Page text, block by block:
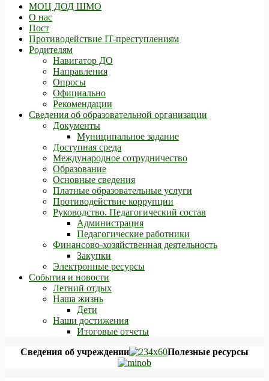
МОЦ ДОД ШМО
О нас
Пост
Противодействие IT-преступлениям
Родителям
Навигатор ДО
Направления
Опросы
Официально
Рекомендации
Сведения об образовательной организации
Документы
Муниципальное задание
Доступная среда
Международное сотрудничество
Образование
Основные сведения
Платные образовательные услуги
Противодействие коррупции
Руководство. Педагогический состав
Администрация
Педагогические работники
Финансово-хозяйственная деятельность
Закупки
Электронные ресурсы
События и новости
Летний отдых
Наша жизнь
Дети
Наши достижения
Итоговые отчеты
Сведения об учреждении
Полезные ресурсы